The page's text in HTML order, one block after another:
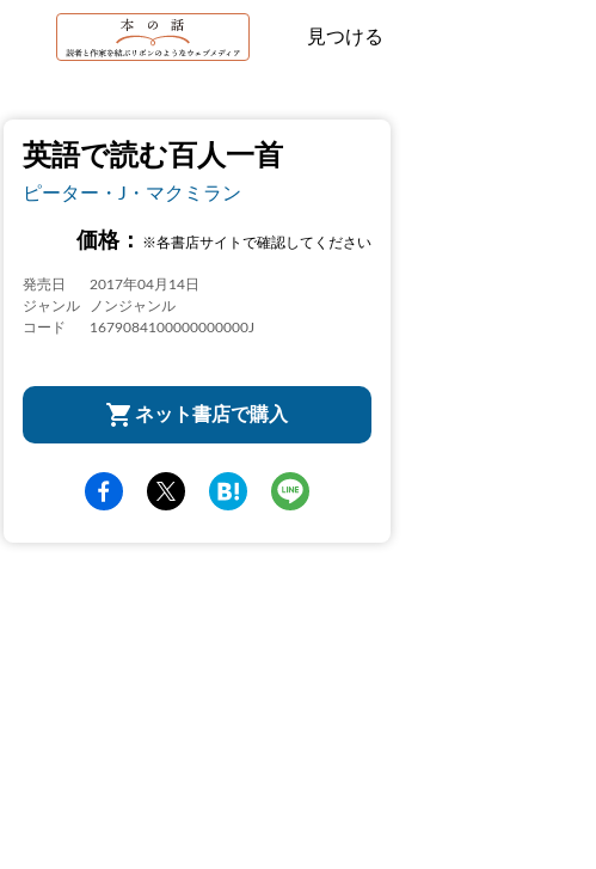
見つける
英語で読む百人一首
ピーター・J・マクミラン
価格： ※各書店サイトで確認してください
発売日
2017年04月14日
ジャンル
ノンジャンル
コード
1679084100000000000J
ネット書店で購入